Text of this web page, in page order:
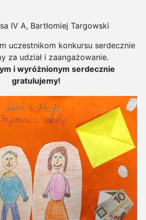
IV A, Bartłomiej Targowski
konkursu serdecznie
za udział i zaangażowanie.
i wyróżnionym serdecznie
gratulujemy!